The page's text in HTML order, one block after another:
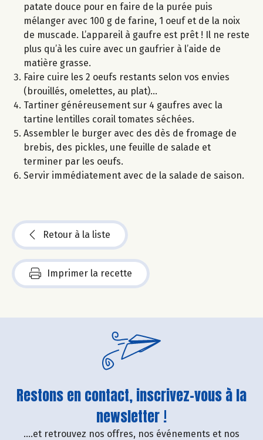
patate douce pour en faire de la purée puis
mélanger avec 100 g de farine, 1 oeuf et de la noix
de muscade. L’appareil à gaufre est prêt ! Il ne reste
plus qu’à les cuire avec un gaufrier à l’aide de
matière grasse.
Faire cuire les 2 oeufs restants selon vos envies
(brouillés, omelettes, au plat)…
Tartiner généreusement sur 4 gaufres avec la
tartine lentilles corail tomates séchées.
Assembler le burger avec des dès de fromage de
brebis, des pickles, une feuille de salade et
terminer par les oeufs.
Servir immédiatement avec de la salade de saison.
Retour à la liste
Imprimer la recette
Restons en contact, inscrivez-vous à la
newsletter !
....et retrouvez nos offres, nos événements et nos